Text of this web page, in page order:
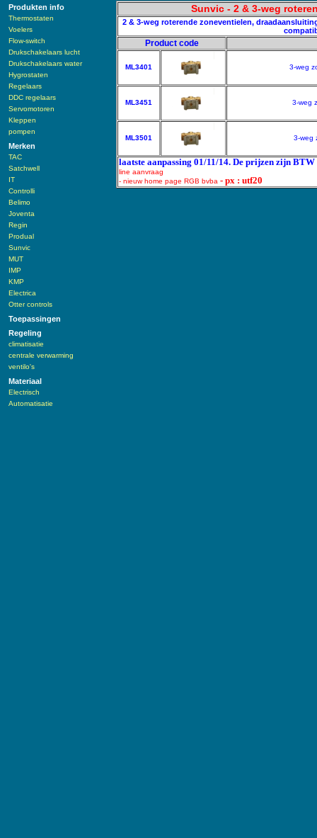
Produkten info
Thermostaten
Voelers
Flow-switch
Drukschakelaars lucht
Drukschakelaars water
Hygrostaten
Regelaars
DDC regelaars
Servomotoren
Kleppen
pompen
Merken
TAC
Satchwell
IT
Controlli
Belimo
Joventa
Regin
Produal
Sunvic
MUT
IMP
KMP
Electrica
Otter controls
Toepassingen
Regeling
climatisatie
centrale verwarming
ventilo's
Materiaal
Electrisch
Automatisatie
Sunvic - 2 & 3-weg
2 & 3-weg roterende zoneventielen,
Product code
ML3401 3-weg
ML3451 3-weg
ML3501 3-weg
laatste aanpassing 01/11/14. De prijzen zijn
line aanvraag
- nieuw home page RGB bvba - px : utf20